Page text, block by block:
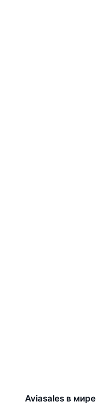
Aviasales в мире